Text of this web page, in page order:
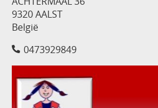
9320 AALST
België
0473929849